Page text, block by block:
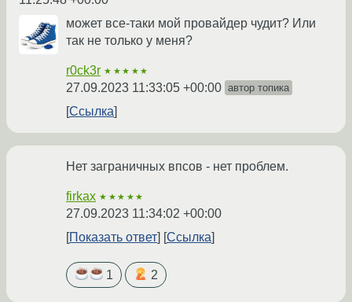
может все-таки мой провайдер чудит? Или
так не только у меня?
r0ck3r ★★★★★
27.09.2023 11:33:05 +00:00 автор топика
Ссылка
Нет заграничных впсов - нет проблем.
firkax ★★★★★
27.09.2023 11:34:02 +00:00
Показать ответ
Ссылка
1 2